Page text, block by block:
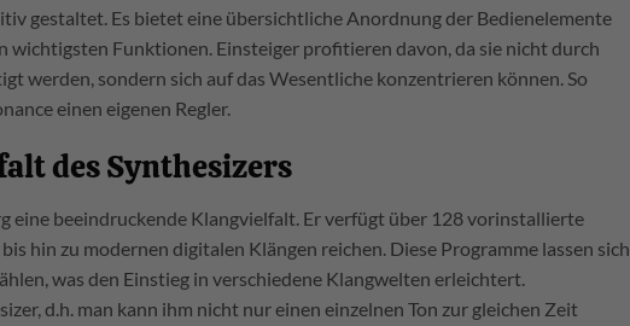
gestaltet. Es bietet eine übersichtliche Anordnung der Bedienelemente
wichtigsten Funktionen. Einsteiger profitieren davon, da sie nicht durch
werden, sondern sich auf das Wesentliche konzentrieren können. So
einen eigenen Regler.
des Synthesizers
eine beeindruckende Klangvielfalt. Er verfügt über 128 vorinstallierte
hin zu modernen digitalen Klängen reichen. Diese Programme lassen sich
was den Einstieg in verschiedene Klangwelten erleichtert.
d.h. man kann ihm nicht nur einen einzelnen Ton zur gleichen Zeit